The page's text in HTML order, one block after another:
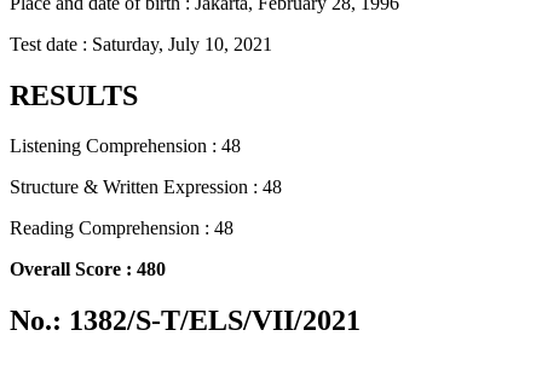
Test date : Saturday, July 10, 2021
RESULTS
Listening Comprehension : 48
Structure & Written Expression : 48
Reading Comprehension : 48
Overall Score : 480
No.: 1382/S-T/ELS/VII/2021